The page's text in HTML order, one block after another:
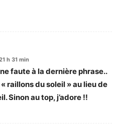
h 31 min
faute à la dernière phrase..
raillons du soleil » au lieu de
Sinon au top, j’adore !!